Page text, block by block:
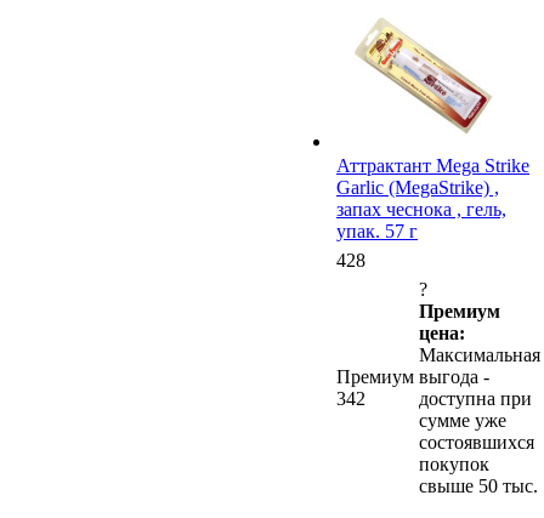
Аттрактант Mega Strike
Garlic (MegaStrike) ,
запах чеснока , гель,
упак. 57 г
428
Премиум
342
?
Премиум
цена:
Максимальная
выгода -
доступна при
сумме уже
состоявшихся
покупок
свыше 50 тыс.